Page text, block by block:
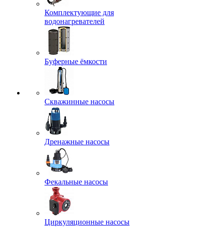
Комплектующие для
водонагревателей
Буферные ёмкости
Скважинные насосы
Дренажные насосы
Фекальные насосы
Циркуляционные насосы